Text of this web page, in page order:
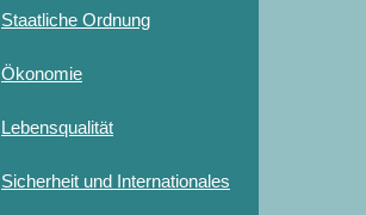
Staatliche Ordnung
Ökonomie
Lebensqualität
Sicherheit und Internationales